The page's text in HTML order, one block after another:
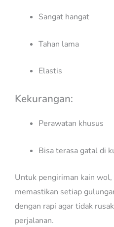
Sangat hangat
Tahan lama
Elastis
Kekurangan:
Perawatan khusus
Bisa terasa gatal di
Untuk pengiriman kain
memastikan setiap
dengan rapi agar tidak
perjalanan.